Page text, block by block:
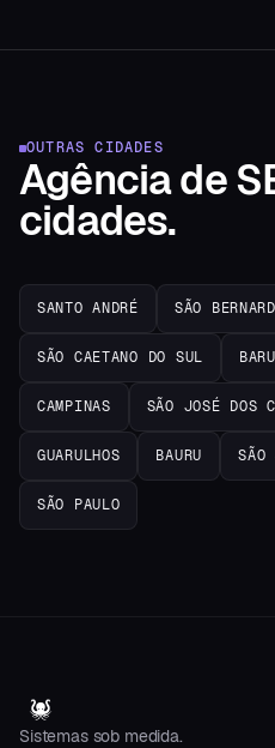
OUTRAS CIDADES
Agência de
cidades.
SANTO ANDRÉ SÃO
SÃO CAETANO DO SUL
CAMPINAS SÃO JOSÉ DOS
GUARULHOS BAURU SÃO
SÃO PAULO
Sistemas sob medida.